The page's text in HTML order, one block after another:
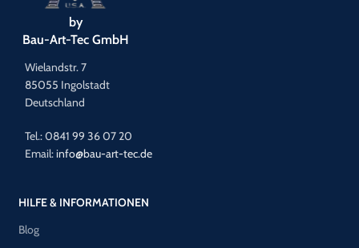
by
Bau-Art-Tec GmbH
Wielandstr. 7
85055 Ingolstadt
Deutschland
Tel.: 0841 99 36 07 20
Email:info@bau-art-tec.de
HILFE & INFORMATIONEN
Blog